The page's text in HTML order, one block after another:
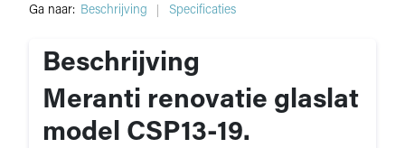
Ga naar: Beschrijving Specificaties
Beschrijving
Meranti renovatie glaslat
model CSP13-19.